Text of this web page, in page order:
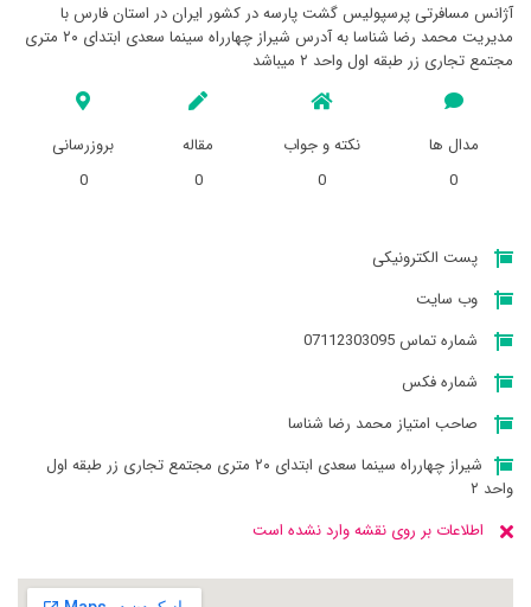
آژانس مسافرتی پرسپوليس گشت پارسه در کشور ایران در استان فارس با
مدیریت محمد رضا شناسا به آدرس شیراز چهارراه سینما سعدی ابتدای ۲۰ متری
مجتمع تجاری زر طبقه اول واحد ۲ میباشد
مدال ها
0
نکته و جواب
0
مقاله
0
بروزرسانی
0
پست الکترونیکی
وب سایت
شماره تماس 07112303095
شماره فکس
صاحب امتیاز محمد رضا شناسا
شیراز چهارراه سینما سعدی ابتدای ۲۰ متری مجتمع تجاری زر طبقه اول
واحد ۲
اطلاعات بر روی نقشه وارد نشده است